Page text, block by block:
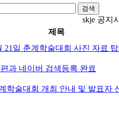
skje 공지
제목
21일 춘계학술대회 사진 자료
과 네이버 검색등록 완료
학술대회 개최 안내 및 발표자